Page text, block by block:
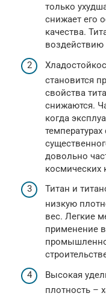
только
снижает его
качества.
становится
свойства
снижаются.
когда
довольно
космических
Титан и
низкую
вес. Легкие
применение
Высокая
плотность –